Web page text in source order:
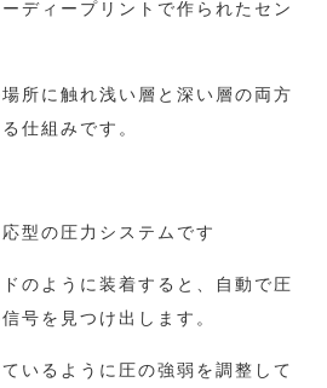
ディープリントで作られたセン
所に触れ浅い層と深い層の両方
仕組みです。
型の圧力システムです
のように装着すると、自動で圧
号を見つけ出します。
いるように圧の強弱を調整して